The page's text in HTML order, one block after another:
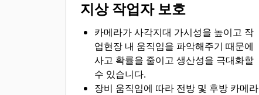
지상 작업자 보호
카메라가 사각지대 가시성을 높이고 작
업현장 내 움직임을 파악해주기 때문에
사고 확률을 줄이고 생산성을 극대화할
수 있습니다.​
장비 움직임에 따라 전방 및 후방 카메라